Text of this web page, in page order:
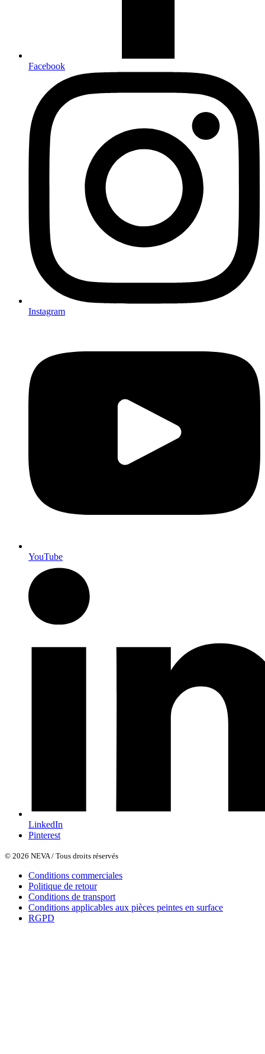
Facebook
Instagram
YouTube
LinkedIn
Pinterest
© 2026 NEVA / Tous droits réservés
Conditions commerciales
Politique de retour
Conditions de transport
Conditions applicables aux pièces peintes en surface
RGPD